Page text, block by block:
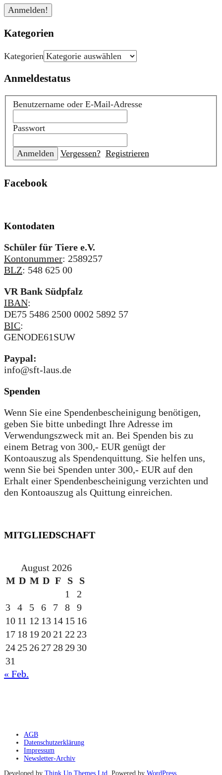
Kategorien
Kategorien
Anmeldestatus
Benutzername oder E-Mail-Adresse
Passwort
Vergessen? Registrieren
Facebook
Kontodaten
Schüler für Tiere e.V.
Kontonummer: 2589257
BLZ: 548 625 00
VR Bank Südpfalz
IBAN:
DE75 5486 2500 0002 5892 57
BIC:
GENODE61SUW
Paypal:
info@sft-laus.de
Spenden
Wenn Sie eine Spendenbescheinigung benötigen,
geben Sie bitte unbedingt Ihre Adresse im
Verwendungszweck mit an. Bei Spenden bis zu
einem Betrag von 300,- EUR genügt der
Kontoauszug als Spendenquittung. Sie helfen uns,
wenn Sie bei Spenden unter 300,- EUR auf den
Erhalt einer Spendenbescheinigung verzichten und
den Kontoauszug als Quittung einreichen.
MITGLIEDSCHAFT
August 2026
M D M D F S
S
1
2
3
4 5 6 7 8
9
10 11 12 13 14 15 16
17 18 192021 22 23
242526272829 30
31
« Feb.
AGB
Datenschutzerklärung
Impressum
Newsletter-Archiv
Developed by Think Up Themes Ltd . Powered by WordPress